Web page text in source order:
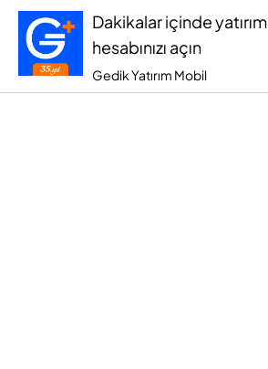
Dakikalar içinde yatırım
hesabınızı açın
Gedik Yatırım Mobil